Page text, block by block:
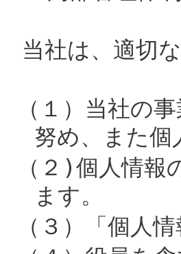
当社は、適切
（１） 当社の
努め、また個
（２)個人情報
ます。
（３）「個人